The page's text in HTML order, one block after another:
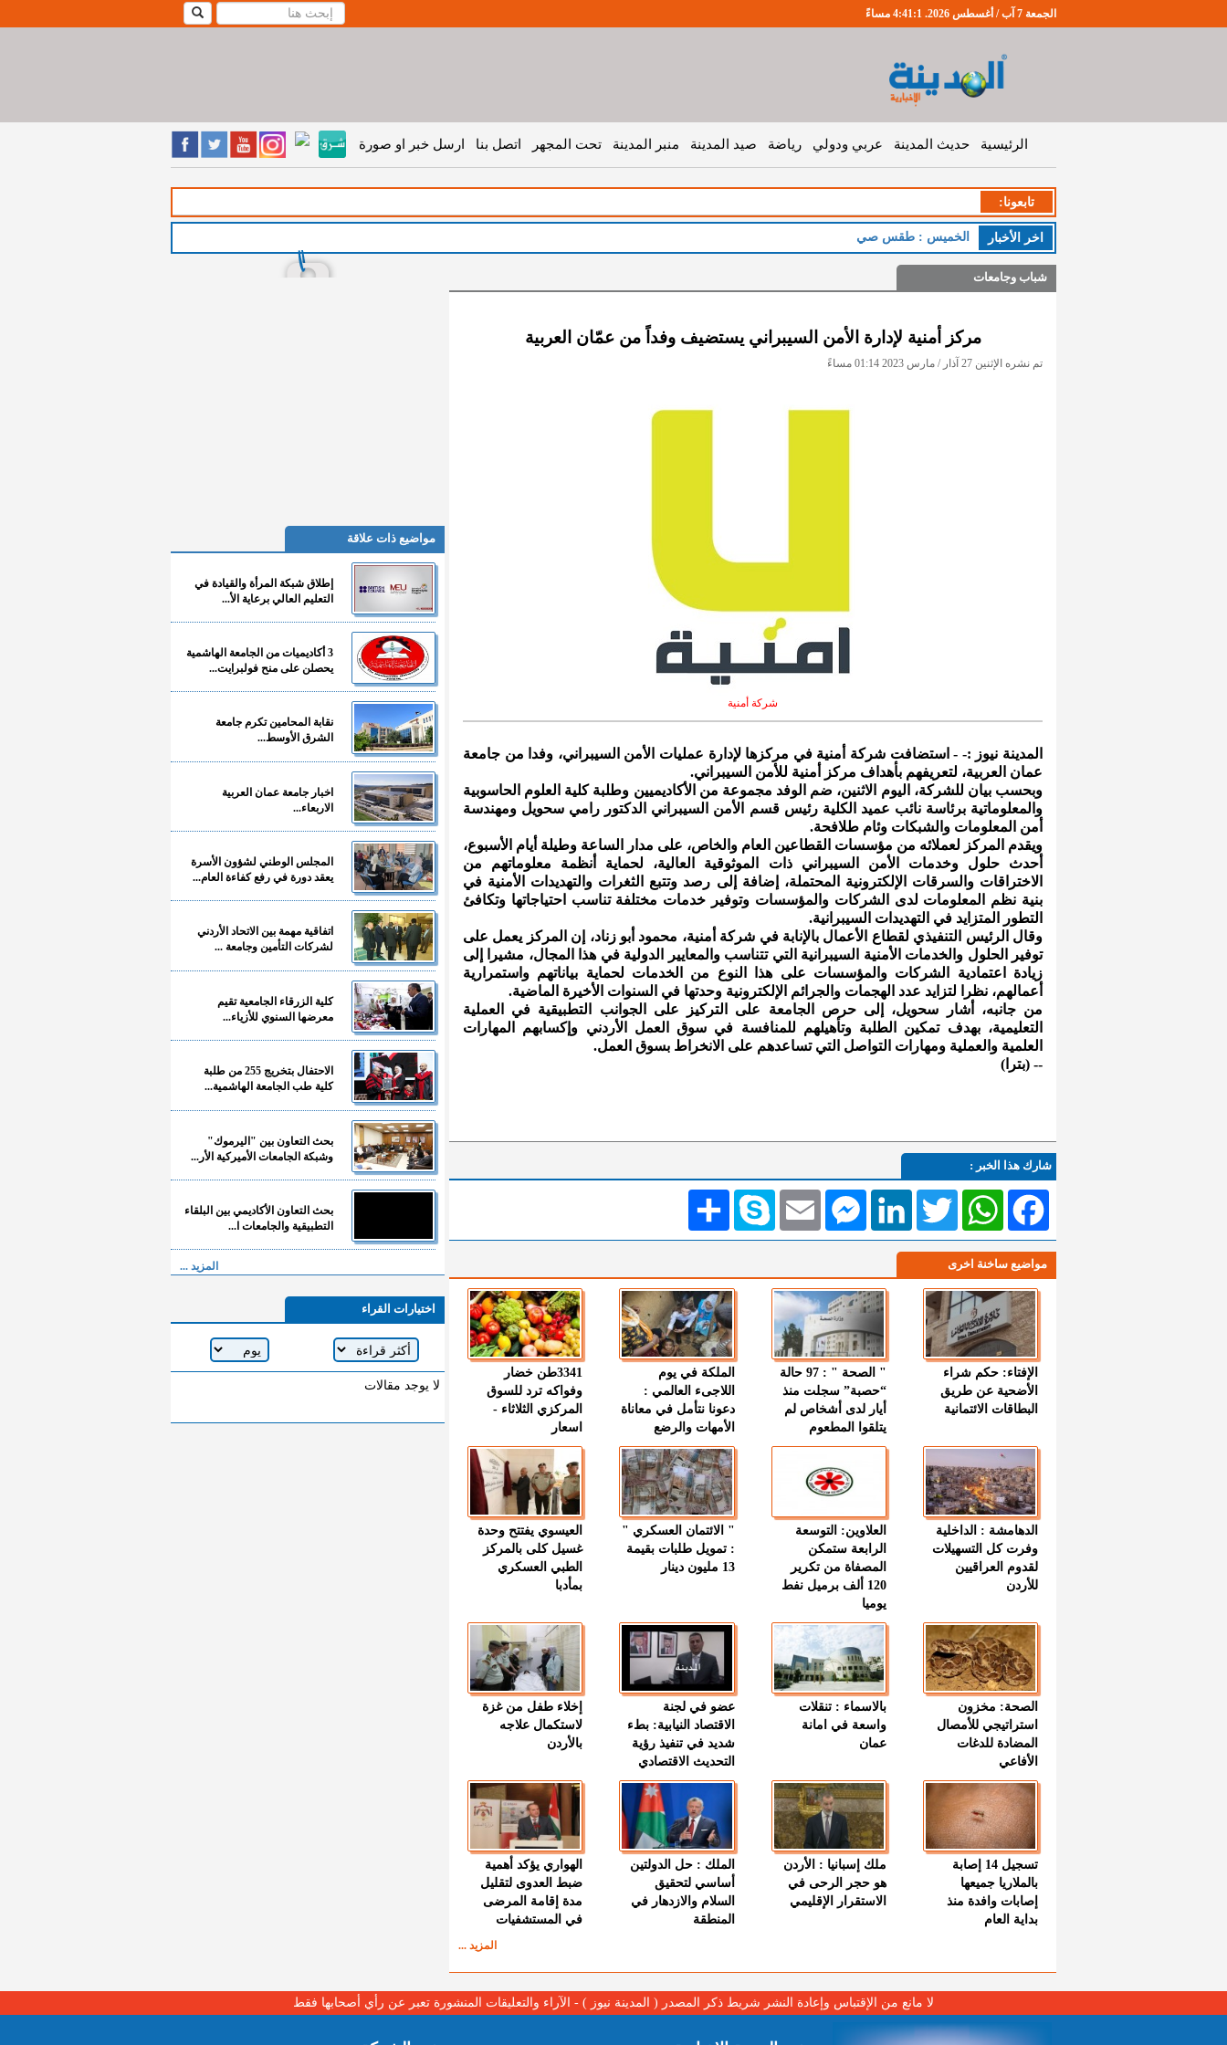
الجمعة 7 آب / أغسطس 2026. 4:41:2 مساءً
الرئيسية حديث المدينة عربي ودولي رياضة صيد المدينة منبر المدينة تحت المجهر اتصل بنا ارسل خبر او صورة
تابعونا:
اخر اﻷخبار الخميس : طقس صيفي مع
شباب وجامعات
مركز أمنية لإدارة الأمن السيبراني يستضيف وفداً من عمّان العربية
تم نشره الإثنين 27 آذار / مارس 2023 01:14 مساءً
شركة أمنية
المدينة نيوز :- - استضافت شركة أمنية في مركزها لإدارة عمليات الأمن السيبراني، وفدا من جامعة
عمان العربية، لتعريفهم بأهداف مركز أمنية للأمن السيبراني.
وبحسب بيان للشركة، اليوم الاثنين، ضم الوفد مجموعة من الأكاديميين وطلبة كلية العلوم الحاسوبية
والمعلوماتية برئاسة نائب عميد الكلية رئيس قسم الأمن السيبراني الدكتور رامي سحويل ومهندسة
أمن المعلومات والشبكات وئام طلافحة.
ويقدم المركز لعملائه من مؤسسات القطاعين العام والخاص، على مدار الساعة وطيلة أيام الأسبوع،
أحدث حلول وخدمات الأمن السيبراني ذات الموثوقية العالية، لحماية أنظمة معلوماتهم من
الاختراقات والسرقات الإلكترونية المحتملة، إضافة إلى رصد وتتبع الثغرات والتهديدات الأمنية في
بنية نظم المعلومات لدى الشركات والمؤسسات وتوفير خدمات مختلفة تناسب احتياجاتها وتكافئ
التطور المتزايد في التهديدات السيبرانية.
وقال الرئيس التنفيذي لقطاع الأعمال بالإنابة في شركة أمنية، محمود أبو زناد، إن المركز يعمل على
توفير الحلول والخدمات الأمنية السيبرانية التي تتناسب والمعايير الدولية في هذا المجال، مشيرا إلى
زيادة اعتمادية الشركات والمؤسسات على هذا النوع من الخدمات لحماية بياناتهم واستمرارية
أعمالهم، نظرا لتزايد عدد الهجمات والجرائم الإلكترونية وحدتها في السنوات الأخيرة الماضية.
من جانبه، أشار سحويل، إلى حرص الجامعة على التركيز على الجوانب التطبيقية في العملية
التعليمية، بهدف تمكين الطلبة وتأهيلهم للمنافسة في سوق العمل الأردني وإكسابهم المهارات
العلمية والعملية ومهارات التواصل التي تساعدهم على الانخراط بسوق العمل.
-- (بترا)
شارك هذا الخبر :
انشر Skype EmailMessengerLinkedIn TwitterWhatsAppFacebook
مواضيع ساخنة اخرى
الإفتاء: حكم شراء
الأضحية عن طريق
البطاقات الائتمانية
" الصحة " : 97 حالة
“حصبة” سجلت منذ
أيار لدى أشخاص لم
يتلقوا المطعوم
الملكة في يوم
اللاجىء العالمي :
دعونا نتأمل في معاناة
الأمهات والرضع
3341طن خضار
وفواكه ترد للسوق
المركزي الثلاثاء -
اسعار
الدهامشة : الداخلية
وفرت كل التسهيلات
لقدوم العراقيين
للأردن
العلاوين: التوسعة
الرابعة ستمكن
المصفاة من تكرير
120 ألف برميل نفط
يوميا
" الائتمان العسكري "
: تمويل طلبات بقيمة
13 مليون دينار
العيسوي يفتتح وحدة
غسيل كلى بالمركز
الطبي العسكري
بمأدبا
الصحة: مخزون
استراتيجي للأمصال
المضادة للدغات
الأفاعي
بالاسماء : تنقلات
واسعة في امانة
عمان
عضو في لجنة
الاقتصاد النيابية: بطء
شديد في تنفيذ رؤية
التحديث الاقتصادي
إخلاء طفل من غزة
لاستكمال علاجه
بالأردن
تسجيل 14 إصابة
بالملاريا جميعها
إصابات وافدة منذ
بداية العام
ملك إسبانيا : الأردن
هو حجر الرحى في
الاستقرار الإقليمي
الملك : حل الدولتين
أساسي لتحقيق
السلام والازدهار في
المنطقة
الهواري يؤكد أهمية
ضبط العدوى لتقليل
مدة إقامة المرضى
في المستشفيات
المزيد ...
مواضيع ذات علاقة
إطلاق شبكة المرأة والقيادة في
التعليم العالي برعاية الأ...
3 أكاديميات من الجامعة الهاشمية
يحصلن على منح فولبرايت...
نقابة المحامين تكرم جامعة
الشرق الأوسط...
اخبار جامعة عمان العربية
الاربعاء...
المجلس الوطني لشؤون الأسرة
يعقد دورة في رفع كفاءة العام...
اتفاقية مهمة بين الاتحاد الأردني
لشركات التأمين وجامعة ...
كلية الزرقاء الجامعية تقيم
معرضها السنوي للأزياء...
الاحتفال بتخريج 255 من طلبة
كلية طب الجامعة الهاشمية...
بحث التعاون بين "اليرموك"
وشبكة الجامعات الأميركية الأر...
بحث التعاون الأكاديمي بين البلقاء
التطبيقية والجامعات ا...
المزيد ...
اختيارات القراء
لا يوجد مقالات
لا مانع من الإقتباس وإعادة النشر شريط ذكر المصدر ( المدينة نيوز ) - الآراء والتعليقات المنشورة تعبر عن رأي أصحابها فقط